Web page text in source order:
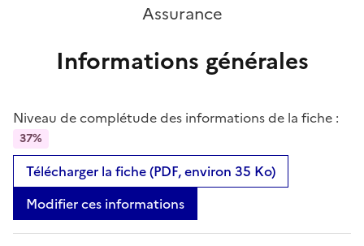
Assurance
Informations générales
Niveau de complétude des informations de la fiche :
37%
Télécharger la fiche (PDF, environ 35 Ko)
Modifier ces informations